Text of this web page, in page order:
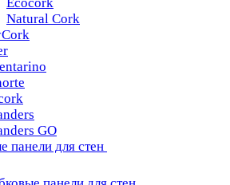
Natural Cork
GO
панели для стен